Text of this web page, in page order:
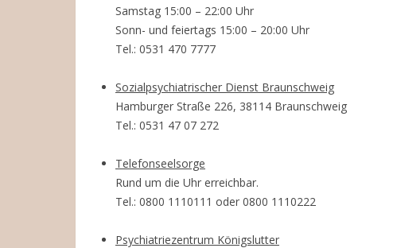
Samstag 15:00 – 22:00 Uhr
Sonn- und feiertags 15:00 – 20:00 Uhr
Tel.: 0531 470 7777
Sozialpsychiatrischer Dienst Braunschweig
Hamburger Straße 226, 38114 Braunschweig
Tel.: 0531 47 07 272
Telefonseelsorge
Rund um die Uhr erreichbar.
Tel.: 0800 1110111 oder 0800 1110222
Psychiatriezentrum Königslutter